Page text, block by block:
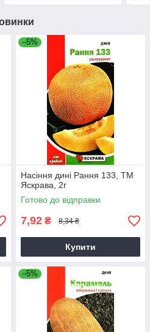
–5%
Насіння дині Рання 133, ТМ
Яскрава, 2г
Готово до відправки
7,92 ₴ 8,34 ₴
Купити
–5%